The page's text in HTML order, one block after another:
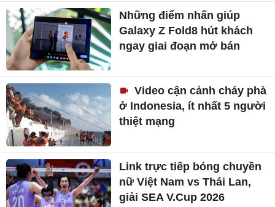
Những điểm nhấn giúp
Galaxy Z Fold8 hút khách
ngay giai đoạn mở bán
Video cận cảnh cháy phà
ở Indonesia, ít nhất 5 người
thiệt mạng
Link trực tiếp bóng chuyền
nữ Việt Nam vs Thái Lan,
giải SEA V.Cup 2026